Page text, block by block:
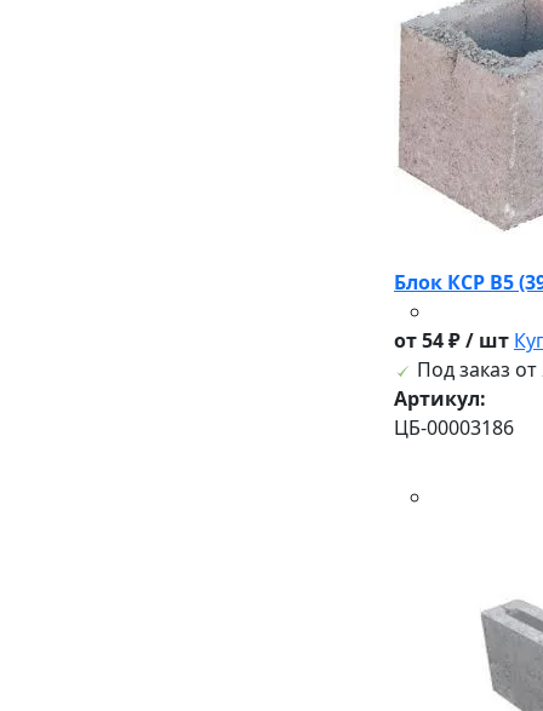
Блок КСР В5
от 54 ₽ / шт
Под заказ от
Артикул:
ЦБ-00003186